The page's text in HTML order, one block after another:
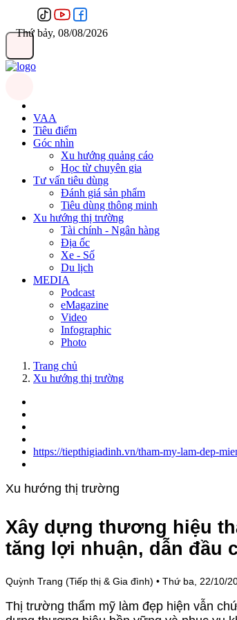
Thứ bảy, 08/08/2026
VAA
Tiêu điểm
Góc nhìn
Xu hướng quảng cáo
Học từ chuyên gia
Tư vấn tiêu dùng
Đánh giá sản phẩm
Tiêu dùng thông minh
Xu hướng thị trường
Tài chính - Ngân hàng
Địa ốc
Xe - Số
Du lịch
MEDIA
Podcast
eMagazine
Video
Infographic
Photo
Trang chủ
Xu hướng thị trường
https://tiepthigiadinh.vn/tham-my-lam-dep-
Xu hướng thị trường
Xây dựng thương hiệu
tăng lợi nhuận, dẫn đầu
Quỳnh Trang (Tiếp thị & Gia đình) • Thứ ba, 22/10/
Thị trường thẩm mỹ làm đẹp hiện vẫn